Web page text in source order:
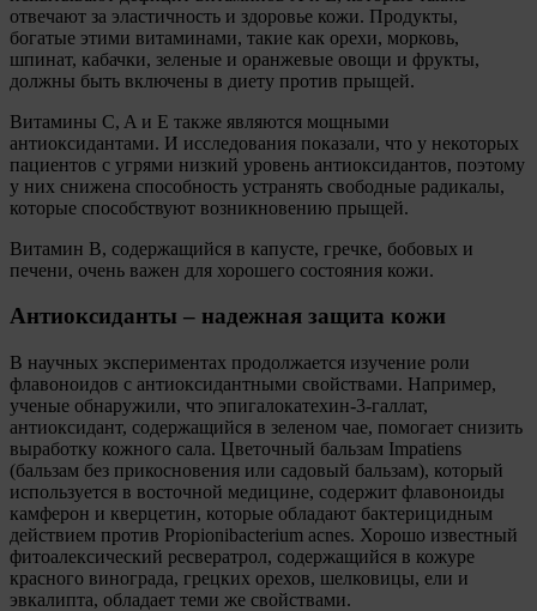
отвечают за эластичность и здоровье кожи. Продукты,
богатые этими витаминами, такие как орехи, морковь,
шпинат, кабачки, зеленые и оранжевые овощи и фрукты,
должны быть включены в диету против прыщей.
Витамины C, A и E также являются мощными
антиоксидантами. И исследования показали, что у некоторых
пациентов с угрями низкий уровень антиоксидантов, поэтому
у них снижена способность устранять свободные радикалы,
которые способствуют возникновению прыщей.
Витамин B, содержащийся в капусте, гречке, бобовых и
печени, очень важен для хорошего состояния кожи.
Антиоксиданты – надежная защита кожи
В научных экспериментах продолжается изучение роли
флавоноидов с антиоксидантными свойствами. Например,
ученые обнаружили, что эпигалокатехин-3-галлат,
антиоксидант, содержащийся в зеленом чае, помогает снизить
выработку кожного сала. Цветочный бальзам Impatiens
(бальзам без прикосновения или садовый бальзам), который
используется в восточной медицине, содержит флавоноиды
камферон и кверцетин, которые обладают бактерицидным
действием против Propionibacterium acnes. Хорошо известный
фитоалексический ресвератрол, содержащийся в кожуре
красного винограда, грецких орехов, шелковицы, ели и
эвкалипта, обладает теми же свойствами.